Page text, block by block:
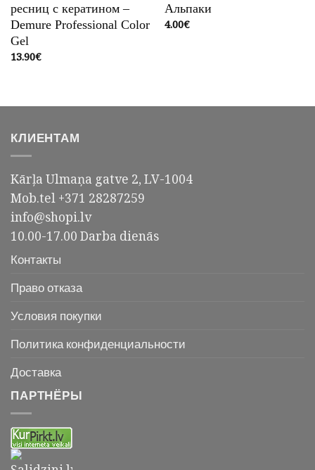
ресниц с кератином –
Demure Professional Color
Gel
13.90€
Альпаки
4.00€
КЛИЕНТАМ
Kārļa Ulmaņa gatve 2, LV-1004
Mob.tel +371 28287259
info@shopi.lv
10.00-17.00 Darba dienās
Контакты
Право отказа
Условия покупки
Политика конфиденциальности
Доставка
ПАРТНЁРЫ